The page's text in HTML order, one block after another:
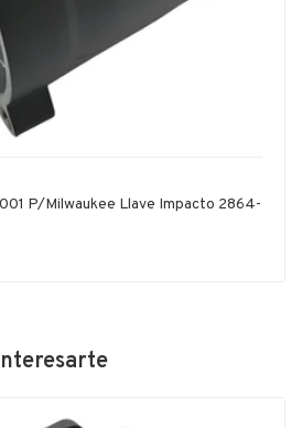
P/milwaukee Llave Impacto 2864-